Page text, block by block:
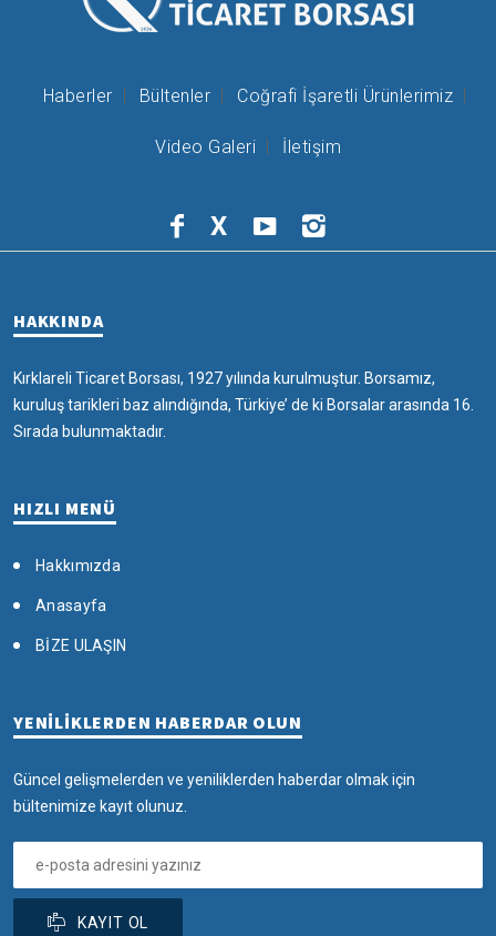
Haberler Bültenler Coğrafi İşaretli Ürünlerimiz
Video Galeri İletişim
X
HAKKINDA
Kırklareli Ticaret Borsası, 1927 yılında kurulmuştur. Borsamız,
kuruluş tarikleri baz alındığında, Türkiye’ de ki Borsalar arasında 16.
Sırada bulunmaktadır.
HIZLI MENÜ
Hakkımızda
Anasayfa
BİZE ULAŞIN
YENİLİKLERDEN HABERDAR OLUN
Güncel gelişmelerden ve yeniliklerden haberdar olmak için
bültenimize kayıt olunuz.
KAYIT OL